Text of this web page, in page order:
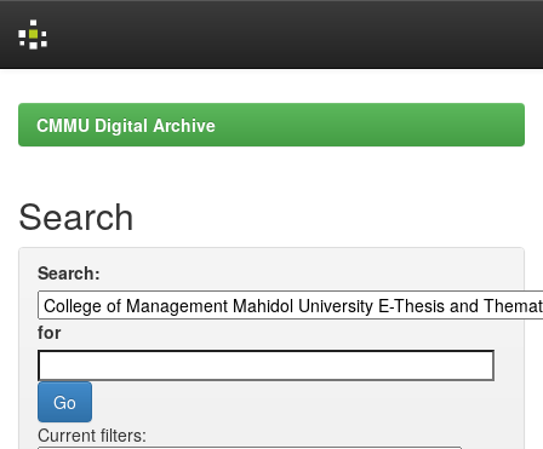
navigationCMMU Digital Archive
Search
Search:
for
Current filters: